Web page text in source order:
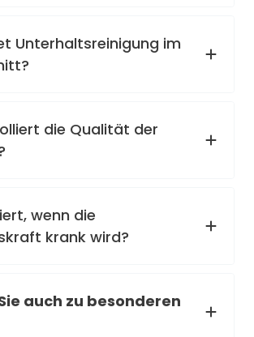
Unterhaltsreinigung im
die Qualität der
wenn die
krank wird?
auch zu besonderen